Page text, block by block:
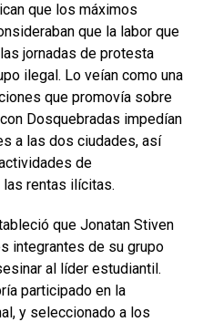
que los máximos
que la labor que
jornadas de protesta
ilegal. Lo veían como una
que promovía sobre
Dosquebradas impedían
a las dos ciudades, así
de
las rentas ilícitas.
que Jonatan Stiven
integrantes de su grupo
al líder estudiantil.
participado en la
y seleccionado a los